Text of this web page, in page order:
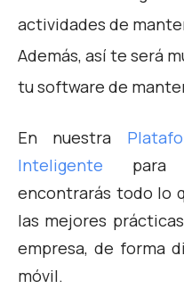
actividades de
Además, así te será
tu software de
En nuestra
Inteligente
para
encontrarás todo lo
las mejores
empresa, de forma
móvil.